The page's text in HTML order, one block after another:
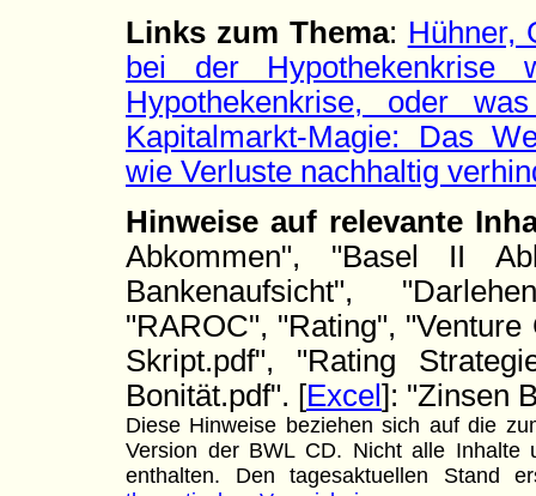
Links zum Thema: Hühner,
bei der Hypothekenkrise
Hypothekenkrise, oder
Kapitalmarkt-Magie: Das
wie Verluste nachhaltig
Hinweise auf relevante
Abkommen", "Basel II
Bankenaufsicht",
"RAROC", "Rating", "Venture
Skript.pdf", "Rating
Bonität.pdf". [Excel ]: "Zinsen
Diese Hinweise beziehen sich auf die
Version der BWL CD. Nicht alle Inhalte
enthalten. Den tagesaktuellen Stand